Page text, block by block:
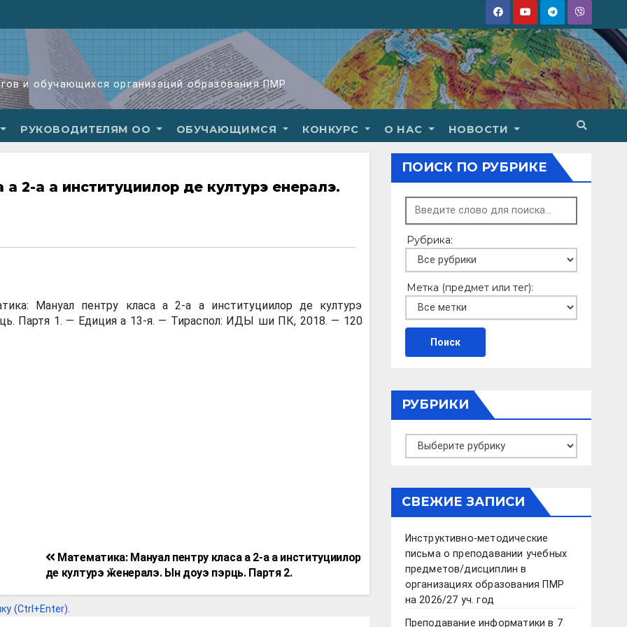
и обучающихся организаций образования ПМР
РУКОВОДИТЕЛЯМ ОО ОБУЧАЮЩИМСЯ КОНКУРС О НАС НОВОСТИ
2-а а институциилор де културэ ӂенералэ.
Мануал пентру класа а 2-а а институциилор де културэ
Партя 1. — Едиция а 13-я. — Тираспол: ИДЫ ши ПК, 2018. — 120
Математика: Мануал пентру класа а 2-а а институциилор
де културэ ӂенералэ. Ын доуэ пэрць. Партя 2.
(Ctrl+Enter).
ПОИСК ПО РУБРИКЕ
Рубрика:
Метка (предмет или тег):
РУБРИКИ
Рубрики
СВЕЖИЕ ЗАПИСИ
Инструктивно-методические
письма о преподавании учебных
предметов/дисциплин в
организациях образования ПМР
на 2026/27 уч. год
Преподавание информатики в 7